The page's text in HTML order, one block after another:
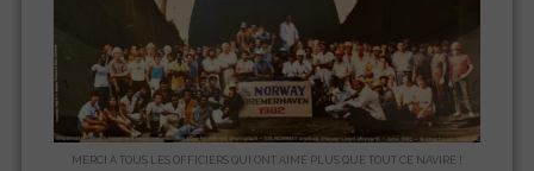
MERCI À TOUS LES OFFICIERS QUI ONT AIMÉ PLUS QUE TOUT CE NAVIRE !